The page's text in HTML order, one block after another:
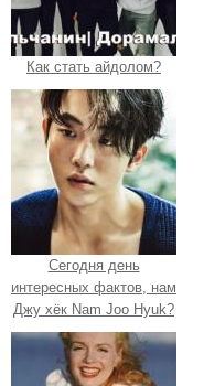
Как стать айдолом?
Сегодня день
интересных фактов, нам
Джу хёк Nam Joo Hyuk?